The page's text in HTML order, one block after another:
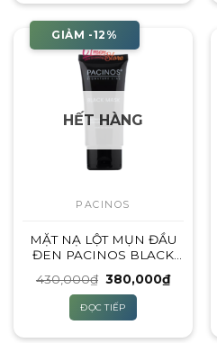
GIẢM -12%
HẾT HÀNG
PACINOS
MẶT NẠ LỘT MỤN ĐẦU
ĐEN PACINOS BLACK
430,000₫ Giá
là:
430,000₫.
380,000₫Giá
hiện
ĐỌC TIẾP